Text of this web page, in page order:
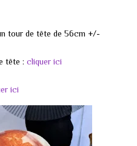
tour de tête de 56cm +/-
tête : cliquer ici
ici